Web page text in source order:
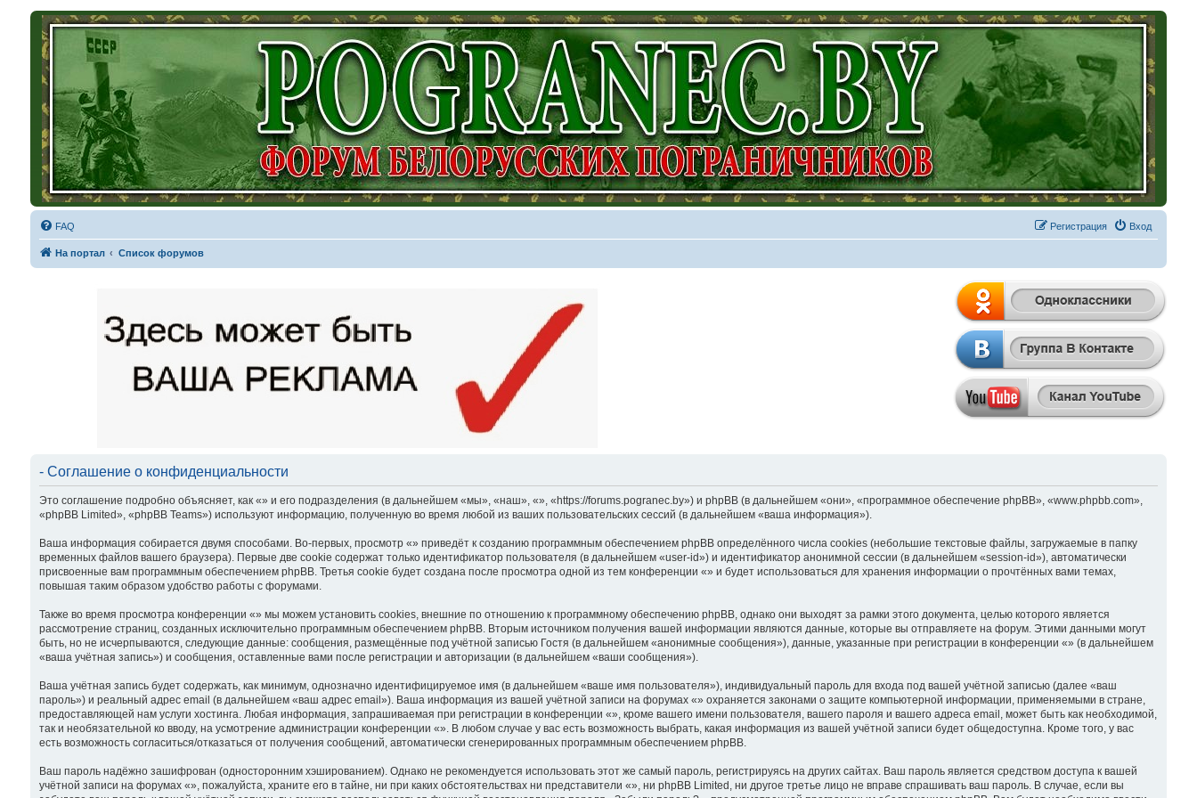
FAQ Вход
Регистрация
На портал Список форумов
- Соглашение о конфиденциальности
Это соглашение подробно объясняет, как «» и его подразделения (в дальнейшем «мы», «наш», «», «https://forums.pogranec.by») и phpBB (в дальнейшем «они», «программное обеспечение phpBB», «www.phpbb.com»,
«phpBB Limited», «phpBB Teams») используют информацию, полученную во время любой из ваших пользовательских сессий (в дальнейшем «ваша информация»).
Ваша информация собирается двумя способами. Во-первых, просмотр «» приведёт к созданию программным обеспечением phpBB определённого числа cookies (небольшие текстовые файлы, загружаемые в папку
временных файлов вашего браузера). Первые две cookie содержат только идентификатор пользователя (в дальнейшем «user-id») и идентификатор анонимной сессии (в дальнейшем «session-id»), автоматически
присвоенные вам программным обеспечением phpBB. Третья cookie будет создана после просмотра одной из тем конференции «» и будет использоваться для хранения информации о прочтённых вами темах,
повышая таким образом удобство работы с форумами.
Также во время просмотра конференции «» мы можем установить cookies, внешние по отношению к программному обеспечению phpBB, однако они выходят за рамки этого документа, целью которого является
рассмотрение страниц, созданных исключительно программным обеспечением phpBB. Вторым источником получения вашей информации являются данные, которые вы отправляете на форум. Этими данными могут
быть, но не исчерпываются, следующие данные: сообщения, размещённые под учётной записью Гостя (в дальнейшем «анонимные сообщения»), данные, указанные при регистрации в конференции «» (в дальнейшем
«ваша учётная запись») и сообщения, оставленные вами после регистрации и авторизации (в дальнейшем «ваши сообщения»).
Ваша учётная запись будет содержать, как минимум, однозначно идентифицируемое имя (в дальнейшем «ваше имя пользователя»), индивидуальный пароль для входа под вашей учётной записью (далее «ваш
пароль») и реальный адрес email (в дальнейшем «ваш адрес email»). Ваша информация из вашей учётной записи на форумах «» охраняется законами о защите компьютерной информации, применяемыми в стране,
предоставляющей нам услуги хостинга. Любая информация, запрашиваемая при регистрации в конференции «», кроме вашего имени пользователя, вашего пароля и вашего адреса email, может быть как необходимой,
так и необязательной ко вводу, на усмотрение администрации конференции «». В любом случае у вас есть возможность выбрать, какая информация из вашей учётной записи будет общедоступна. Кроме того, у вас
есть возможность согласиться/отказаться от получения сообщений, автоматически сгенерированных программным обеспечением phpBB.
Ваш пароль надёжно зашифрован (односторонним хэшированием). Однако не рекомендуется использовать этот же самый пароль, регистрируясь на других сайтах. Ваш пароль является средством доступа к вашей
учётной записи на форумах «», пожалуйста, храните его в тайне, ни при каких обстоятельствах ни представители «», ни phpBB Limited, ни другое третье лицо не вправе спрашивать ваш пароль. В случае, если вы